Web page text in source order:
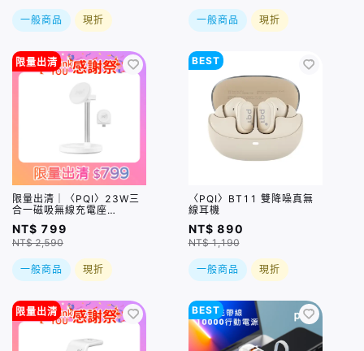
一般商品 現折 一般商品 現折
限量出清
限量出清｜〈PQI〉23W三
合一磁吸無線充電座
(WCS23WR) 盒損品
NT$ 799
NT$ 2,590
一般商品 現折
BEST
〈PQI〉BT11 雙降噪真無
線耳機
NT$ 890
NT$ 1,190
一般商品 現折
限量出清 BEST